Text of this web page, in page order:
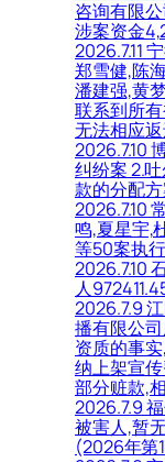
咨询有限
涉案资金
2026.7.11
郑雪健,陈
潘建强,黄
联系到所
无法相应
2026.7.10
纠纷案 2.
款的分配
2026.7.10
鸣,夏星宇,
等50案执
2026.7.10
人
2026.7.9
播有限公
资质的事
纳上架宣
部分赃款,
2026.7.9
被害人,暂
(2026年第